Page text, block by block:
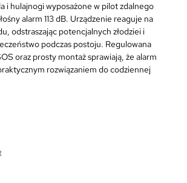
i hulajnogi wyposażone w pilot zdalnego
alarm 113 dB. Urządzenie reaguje na
odstraszając potencjalnych złodziei i
podczas postoju. Regulowana
oraz prosty montaż sprawiają, że alarm
rozwiązaniem do codziennej